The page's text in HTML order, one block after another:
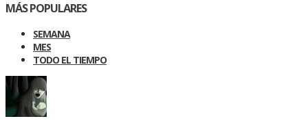
MÁS POPULARES
SEMANA
MES
TODO EL TIEMPO